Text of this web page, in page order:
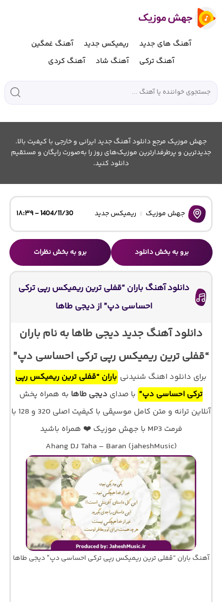
آهنگ های جدید ریمیکس جدید
آهنگ غمگین
آهنگ ترکی
آهنگ شاد آهنگ کردی
جهش موزیک مرجع دانلود آهنگ جدید ایرانی و خارجی با کیفیت بالا.
جدیدترین و پرطرفدارترین موزیک‌های روز را به‌صورت رایگان و مستقیم
دانلود کنید.
جهش موزیک ریمیکس جدید 1404/11/30 - ۱۸:۳۹
برو به بخش دانلود برو به بخش نظرات
دانلود آهنگ باران “قفلی ترین ریمیکس رپی ترکی
احساسی دپ” از دیجی طاها
دانلود آهنگ جدید دیجی طاها به نام باران
“قفلی ترین ریمیکس رپی ترکی احساسی دپ”
برای دانلود اهنگ شنیدنی باران “قفلی ترین ریمیکس رپی
ترکی احساسی دپ” با صدای دیجی طاها به همراه پخش
آنلاین ترانه و متن کامل موسیقی با کیفیت اصلی 320 و 128 با
فرمت MP3 با جهش موزیک ❤️ همراه باشید
Ahang DJ Taha – Baran (jaheshMusic)
آهنگ باران “قفلی ترین ریمیکس رپی ترکی احساسی دپ” دیجی طاها